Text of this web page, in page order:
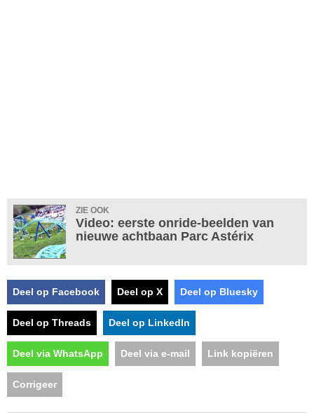
ZIE OOK
Video: eerste onride-beelden van
nieuwe achtbaan Parc Astérix
Deel op Facebook Deel op X Deel op Bluesky
Deel op Threads Deel op LinkedIn
Deel via WhatsApp Deel via e-mail Link kopiëren
Corrigeer